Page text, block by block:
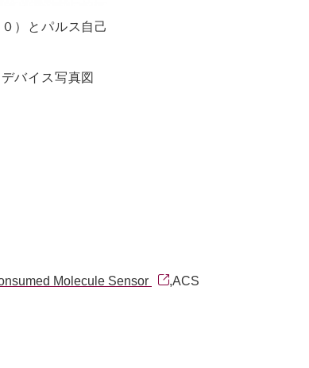
）とパルス自己
バイス写真図
Molecule Sensor
,ACS